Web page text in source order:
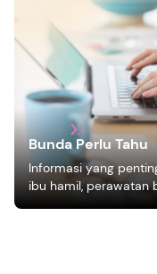
Bunda Perlu Tahu
Informasi yang
ibu hamil, perawatan
mengasuh anak